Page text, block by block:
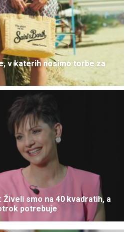
v katerih nosimo torbe za
smo na 40 kvadratih, a
potrebuje